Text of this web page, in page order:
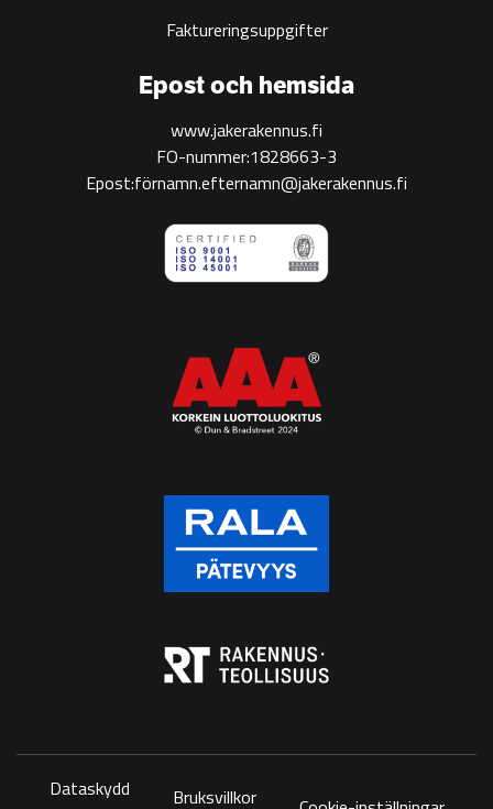
Faktureringsuppgifter
Epost och hemsida
www.jakerakennus.fi
FO-nummer:1828663-3
Epost:förnamn.efternamn@jakerakennus.fi
Dataskydd Bruksvillkor